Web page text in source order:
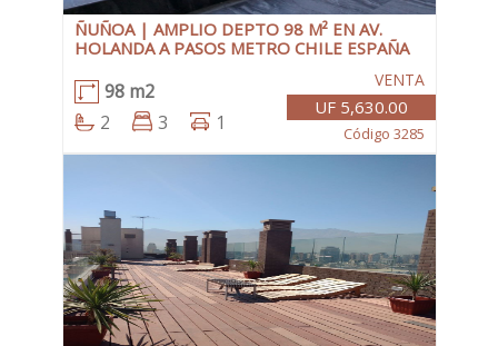
ÑUÑOA | AMPLIO DEPTO 98 M² EN AV.
HOLANDA A PASOS METRO CHILE ESPAÑA
98 m2
2
3 1
VENTA
UF 5,630.00
Código 3285